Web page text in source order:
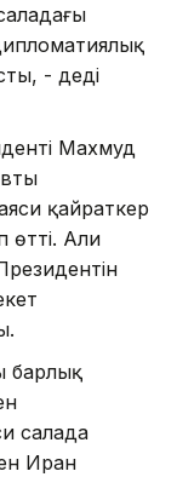
- деді
Махмуд
қайраткер
өтті. Али
барлық
салада
Иран